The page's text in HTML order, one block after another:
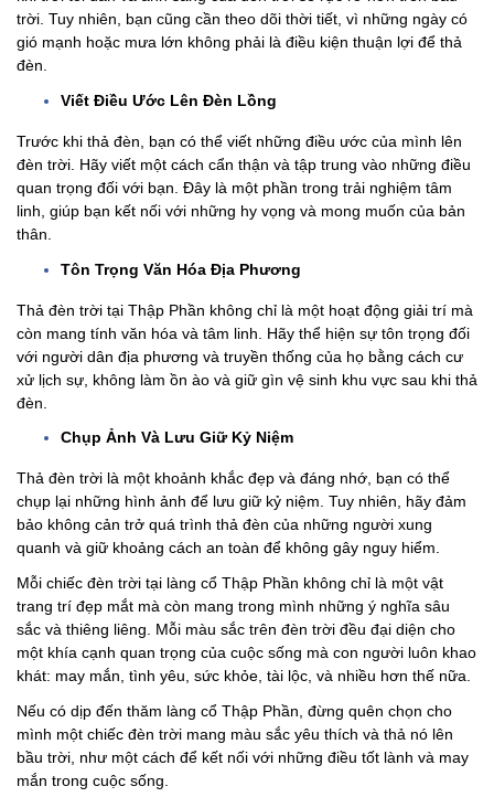
trời. Tuy nhiên, bạn cũng cần theo dõi thời tiết, vì những ngày có
gió mạnh hoặc mưa lớn không phải là điều kiện thuận lợi để thả
đèn.
Viết Điều Ước Lên Đèn Lồng
Trước khi thả đèn, bạn có thể viết những điều ước của mình lên
đèn trời. Hãy viết một cách cẩn thận và tập trung vào những điều
quan trọng đối với bạn. Đây là một phần trong trải nghiệm tâm
linh, giúp bạn kết nối với những hy vọng và mong muốn của bản
thân.
Tôn Trọng Văn Hóa Địa Phương
Thả đèn trời tại Thập Phần không chỉ là một hoạt động giải trí mà
còn mang tính văn hóa và tâm linh. Hãy thể hiện sự tôn trọng đối
với người dân địa phương và truyền thống của họ bằng cách cư
xử lịch sự, không làm ồn ào và giữ gìn vệ sinh khu vực sau khi thả
đèn.
Chụp Ảnh Và Lưu Giữ Kỷ Niệm
Thả đèn trời là một khoảnh khắc đẹp và đáng nhớ, bạn có thể
chụp lại những hình ảnh để lưu giữ kỷ niệm. Tuy nhiên, hãy đảm
bảo không cản trở quá trình thả đèn của những người xung
quanh và giữ khoảng cách an toàn để không gây nguy hiểm.
Mỗi chiếc đèn trời tại làng cổ Thập Phần không chỉ là một vật
trang trí đẹp mắt mà còn mang trong mình những ý nghĩa sâu
sắc và thiêng liêng. Mỗi màu sắc trên đèn trời đều đại diện cho
một khía cạnh quan trọng của cuộc sống mà con người luôn khao
khát: may mắn, tình yêu, sức khỏe, tài lộc, và nhiều hơn thế nữa.
Nếu có dịp đến thăm làng cổ Thập Phần, đừng quên chọn cho
mình một chiếc đèn trời mang màu sắc yêu thích và thả nó lên
bầu trời, như một cách để kết nối với những điều tốt lành và may
mắn trong cuộc sống.